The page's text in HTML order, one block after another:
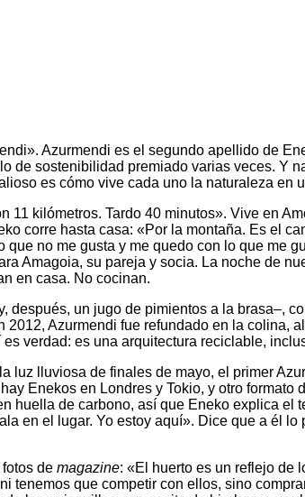
Azurmendi es el segundo apellido de
de sostenibilidad premiado varias veces. Y
es cómo vive cada uno la naturaleza en
11 kilómetros. Tardo 40 minutos». Vive en
corre hasta casa: «Por la montaña. Es el
no me gusta y me quedo con lo que me
Amagoia, su pareja y socia. La noche de
en casa. No cocinan.
un jugo de pimientos a la brasa–,
Azurmendi fue refundado en la colina,
verdad: es una arquitectura reciclable,
luz lluviosa de finales de mayo, el primer
Enekos en Londres y Tokio, y otro
huella de carbono, así que Eneko explica
en el lugar. Yo estoy aquí». Dice que a él
de magazine: «El huerto es un reflejo de
que competir con ellos, sino